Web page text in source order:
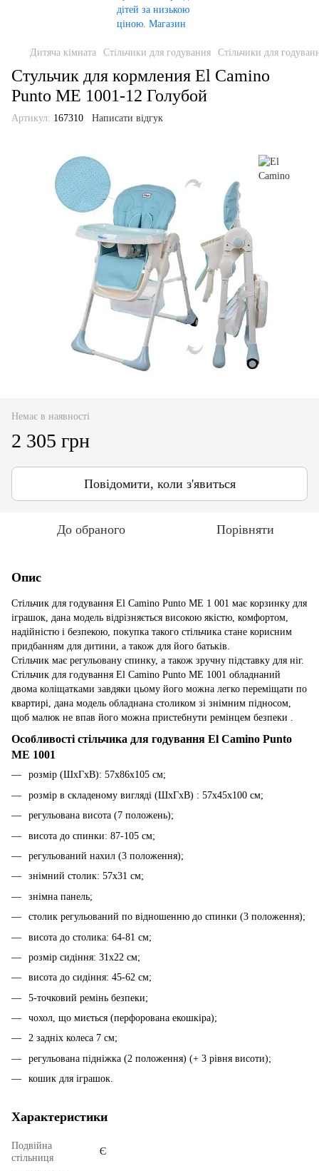
Дитяча кімната Стільчики для годування Стільчики для
Стульчик для кормления El Camino
Punto ME 1001-12 Голубой
Артикул: 167310 Написати відгук
Немає в наявності
2 305 грн
Повідомити, коли з'явиться
До обраного Порівняти
Опис
Стільчик для годування El Camino Punto ME 1 001 має корзинку для
іграшок, дана модель відрізняється високою якістю, комфортом,
надійністю і безпекою, покупка такого стільчика стане корисним
придбанням для дитини, а також для його батьків.
Стільчик має регульовану спинку, а також зручну підставку для ніг.
Стільчик для годування El Camino Punto ME 1001 обладнаний
двома коліщатками завдяки цьому його можна легко переміщати по
квартирі, дана модель обладнана столиком зі знімним підносом,
щоб малюк не впав його можна пристебнути ремінцем безпеки .
Особливості стільчика для годування El Camino Punto
ME 1001
розмір (ШхГхВ): 57х86х105 см;
розмір в складеному вигляді (ШхГхВ) : 57х45х100 см;
регульована висота (7 положень);
висота до спинки: 87-105 см;
регульований нахил (3 положення);
знімний столик: 57х31 см;
знімна панель;
столик регульований по відношенню до спинки (3 положення);
висота до столика: 64-81 см;
розмір сидіння: 31х22 см;
висота до сидіння: 45-62 см;
5-точковий ремінь безпеки;
чохол, що миється (перфорована екошкіра);
2 задніх колеса 7 см;
регульована підніжка (2 положення) (+ 3 рівня висоти);
кошик для іграшок.
Характеристики
Подвійна
стільниця
Є